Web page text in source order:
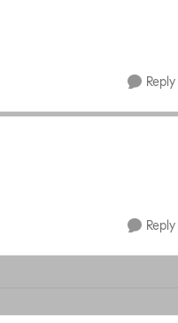
Reply
Reply